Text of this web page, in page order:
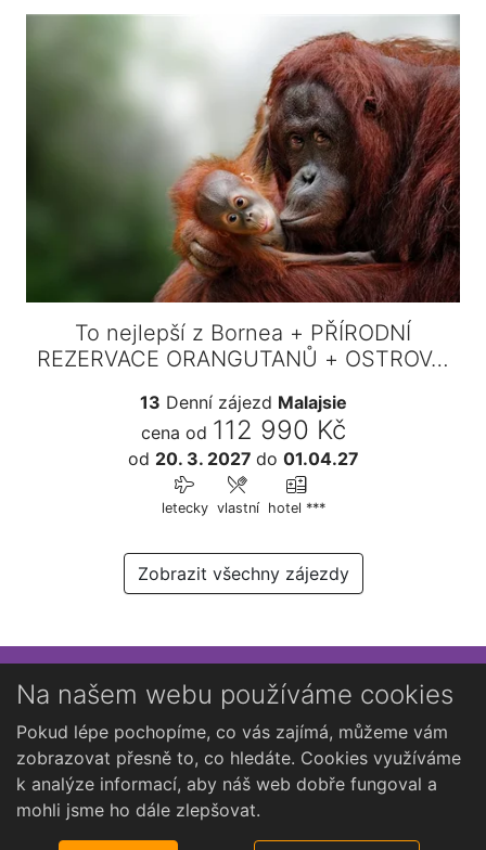
To nejlepší z Bornea + PŘÍRODNÍ
REZERVACE ORANGUTANŮ + OSTROV…
13 Denní zájezd Malajsie
cena od 112 990 Kč
od 20. 3. 2027 do 01.04.27
letecky vlastní hotel ***
Zobrazit všechny zájezdy
Přihlaste se k newsletteru
Chcete dostávat občasné novinky o Kutné Hoře?
Na našem webu používáme cookies
Pokud lépe pochopíme, co vás zajímá, můžeme vám
zobrazovat přesně to, co hledáte. Cookies využíváme
k analýze informací, aby náš web dobře fungoval a
mohli jsme ho dále zlepšovat.